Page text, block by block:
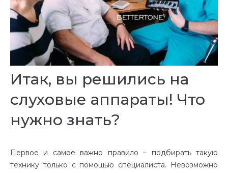
Итак, вы решились на
слуховые аппараты! Что
нужно знать?
Первое и самое важно правило – подбирать такую
технику только с помощью специалиста. Невозможно